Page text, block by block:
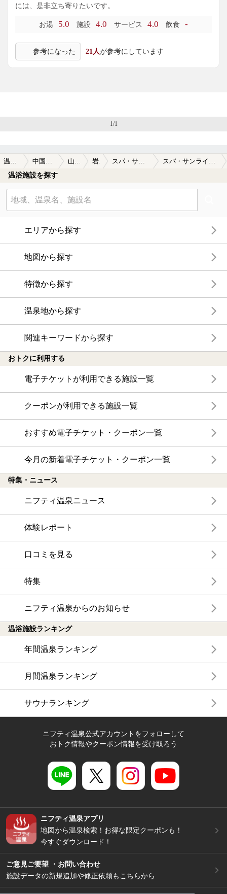
には、是非立ち寄りたいです。
お湯 5.0 施設 4.0 サービス 4.0 飲食 -
参考になった 21人が参考にしています
1/1
温泉TOP 中国・四国 山口県 岩国 スパ・サンライズ スパ・サンライズの口コミ一覧
温浴施設を探す
エリアから探す
地図から探す
特徴から探す
温泉地から探す
関連キーワードから探す
おトクに利用する
電子チケットが利用できる施設一覧
クーポンが利用できる施設一覧
おすすめ電子チケット・クーポン一覧
今月の新着電子チケット・クーポン一覧
特集・ニュース
ニフティ温泉ニュース
体験レポート
口コミを見る
特集
ニフティ温泉からのお知らせ
温浴施設ランキング
年間温泉ランキング
月間温泉ランキング
サウナランキング
ニフティ温泉公式アカウントをフォローして
おトク情報やクーポン情報を受け取ろう
ニフティ温泉アプリ
地図から温泉検索！お得な限定クーポンも！
今すぐダウンロード！
ご意見ご要望 ・お問い合わせ
施設データの新規追加や修正依頼もこちらから